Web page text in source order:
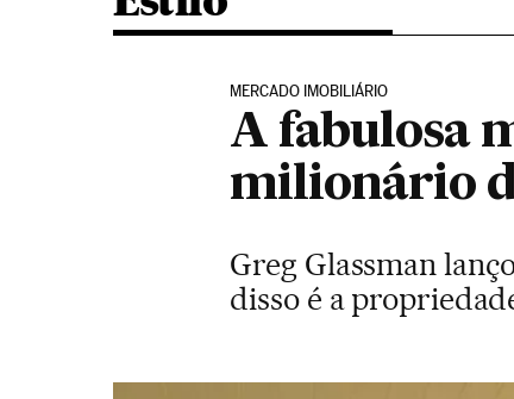
MERCADO IMOBILIÁRIO
A fabulosa
milionário
Greg Glassman
disso é a